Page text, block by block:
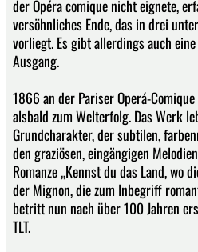
der Opéra comique nicht eignete,
versöhnliches Ende, das in drei
vorliegt. Es gibt allerdings auch
Ausgang.
1866 an der Pariser Operá-
alsbald zum Welterfolg. Das Werk
Grundcharakter, der subtilen,
den graziösen, eingängigen
Romanze „Kennst du das Land, wo
der Mignon, die zum Inbegriff
betritt nun nach über 100 Jahren
TLT.